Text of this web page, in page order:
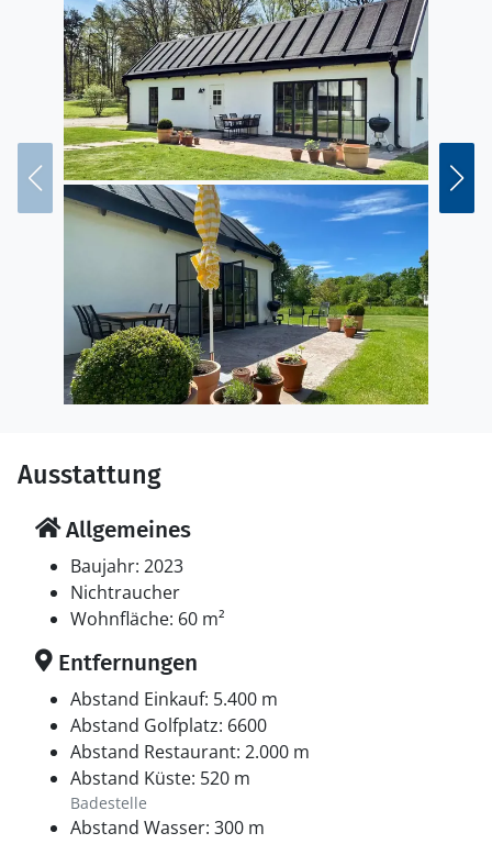
Ausstattung
Allgemeines
Baujahr: 2023
Nichtraucher
Wohnfläche: 60 m²
Entfernungen
Abstand Einkauf: 5.400 m
Abstand Golfplatz: 6600
Abstand Restaurant: 2.000 m
Abstand Küste: 520 m
Badestelle
Abstand Wasser: 300 m